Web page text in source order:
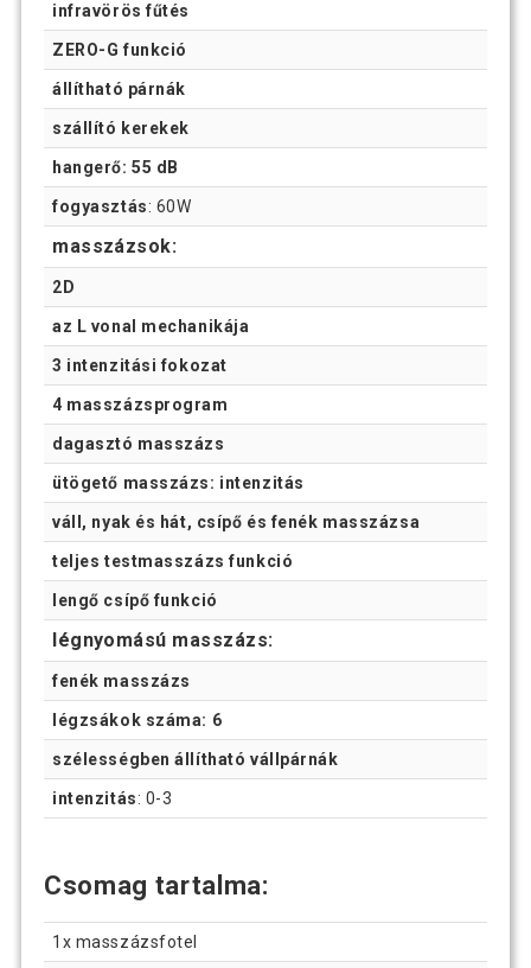
infravörös fűtés
ZERO-G funkció
állítható párnák
szállító kerekek
hangerő: 55 dB
fogyasztás: 60W
masszázsok:
2D
az L vonal mechanikája
3 intenzitási fokozat
4 masszázsprogram
dagasztó masszázs
ütögető masszázs: intenzitás
váll, nyak és hát, csípő és fenék masszázsa
teljes testmasszázs funkció
lengő csípő funkció
légnyomású masszázs:
fenék masszázs
légzsákok száma: 6
szélességben állítható vállpárnák
intenzitás: 0-3
Csomag tartalma:
1x masszázsfotel